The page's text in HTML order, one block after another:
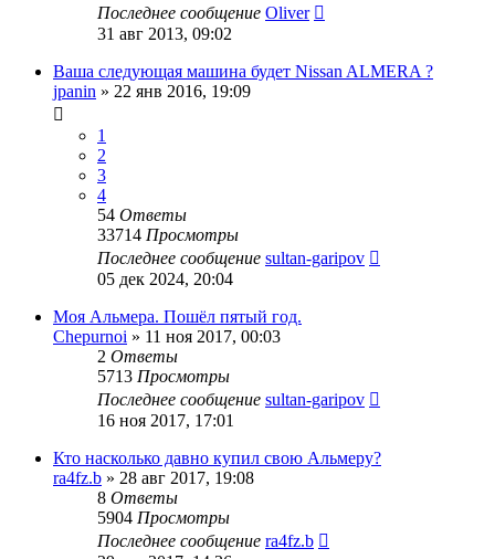
Последнее сообщение Oliver
31 авг 2013, 09:02
Ваша следующая машина будет Nissan ALMERA ?
jpanin » 22 янв 2016, 19:09
1
2
3
4
54 Ответы
33714 Просмотры
Последнее сообщение sultan-garipov
05 дек 2024, 20:04
Моя Альмера. Пошёл пятый год.
Chepurnoi » 11 ноя 2017, 00:03
2 Ответы
5713 Просмотры
Последнее сообщение sultan-garipov
16 ноя 2017, 17:01
Кто насколько давно купил свою Альмеру?
ra4fz.b » 28 авг 2017, 19:08
8 Ответы
5904 Просмотры
Последнее сообщение ra4fz.b